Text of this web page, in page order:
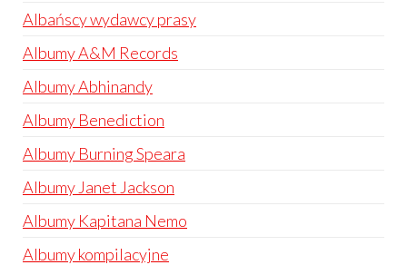
Albańscy wydawcy prasy
Albumy A&M Records
Albumy Abhinandy
Albumy Benediction
Albumy Burning Speara
Albumy Janet Jackson
Albumy Kapitana Nemo
Albumy kompilacyjne